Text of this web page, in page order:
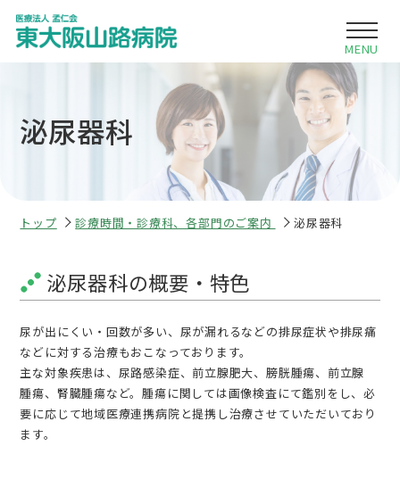
診療時間・各部門のご案内
・循環器内科
・整形外科
・リハビリテーション科
・耳鼻咽喉科
・眼科
・外科
入院・面会のご案内
採用情報
泌尿器科
トップ 診療時間・診療科、各部門のご案内 泌尿器科
泌尿器科の概要・特色
尿が出にくい・回数が多い、尿が漏れるなどの排尿症状や排尿痛
などに対する治療もおこなっております。
主な対象疾患は、尿路感染症、前立腺肥大、膀胱腫瘍、前立腺
腫瘍、腎臓腫瘍など。腫瘍に関しては画像検査にて鑑別をし、必
要に応じて地域医療連携病院と提携し治療させていただいており
ます。